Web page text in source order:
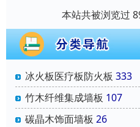
本站共被浏览过
冰火板医疗板防火板 333
竹木纤维集成墙板 107
碳晶木饰面墙板 26